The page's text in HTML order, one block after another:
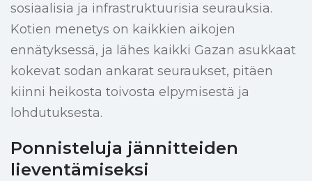
sosiaalisia ja infrastruktuurisia seurauksia.
Kotien menetys on kaikkien aikojen
ennätyksessä, ja lähes kaikki Gazan asukkaat
kokevat sodan ankarat seuraukset, pitäen
kiinni heikosta toivosta elpymisestä ja
lohdutuksesta.
Ponnisteluja jännitteiden
lieventämiseksi